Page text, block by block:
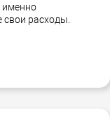
именно
расходы.